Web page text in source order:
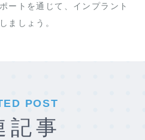
ートを通じて、インプラント
ましょう。
POST
記事